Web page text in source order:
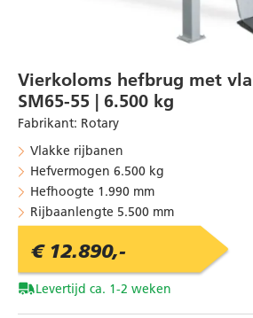
Vierkoloms hefbrug met
SM65-55 | 6.500 kg
Fabrikant: Rotary
Vlakke rijbanen
Hefvermogen 6.500 kg
Hefhoogte 1.990 mm
Rijbaanlengte 5.500 mm
€ 12.890,-
Levertijd ca. 1-2 weken